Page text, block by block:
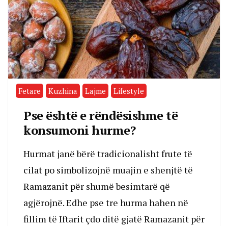
Fetare Kuzhina Lajme Lifestyle
Pse është e rëndësishme të
konsumoni hurme?
Hurmat janë bërë tradicionalisht frute të
cilat po simbolizojnë muajin e shenjtë të
Ramazanit për shumë besimtarë që
agjërojnë. Edhe pse tre hurma hahen në
fillim të Iftarit çdo ditë gjatë Ramazanit për